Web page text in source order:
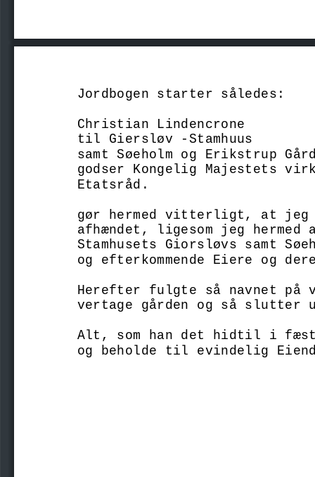
Jordbogen starter således:
Christian Lindencrone
til Giersløv -Stamhuus
samt Søeholm og Erikstrup
godser Kongelig Majestets
Etatsråd.
gør hermed vitterligt, at jeg
afhændet, ligesom jeg
Stamhusets Giorsløvs samt
og efterkommende Eiere og
Herefter fulgte så navnet på
vertage gården og så
Alt, som han det hidtil i
og beholde til evindelig